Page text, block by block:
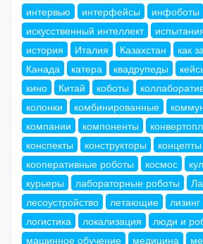
интервью
интерфейсы инфоботы
искусственный интеллект
история
Италия Казахстан
как
Канада
катера квадрупеды
кино
Китай коботы
колонки
комбинированные
компании
компоненты
конспекты
конструкторы
концепты
кооперативные роботы
космос
курьеры
лабораторные роботы
лесоустройство
летающие лизинг
логистика
локализация люди и
машинное обучение
медицина